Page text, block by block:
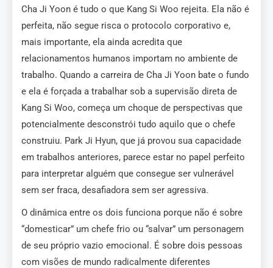
Cha Ji Yoon é tudo o que Kang Si Woo rejeita. Ela não é
perfeita, não segue risca o protocolo corporativo e,
mais importante, ela ainda acredita que
relacionamentos humanos importam no ambiente de
trabalho. Quando a carreira de Cha Ji Yoon bate o fundo
e ela é forçada a trabalhar sob a supervisão direta de
Kang Si Woo, começa um choque de perspectivas que
potencialmente desconstrói tudo aquilo que o chefe
construiu. Park Ji Hyun, que já provou sua capacidade
em trabalhos anteriores, parece estar no papel perfeito
para interpretar alguém que consegue ser vulnerável
sem ser fraca, desafiadora sem ser agressiva.
O dinâmica entre os dois funciona porque não é sobre
“domesticar” um chefe frio ou “salvar” um personagem
de seu próprio vazio emocional. É sobre dois pessoas
com visões de mundo radicalmente diferentes